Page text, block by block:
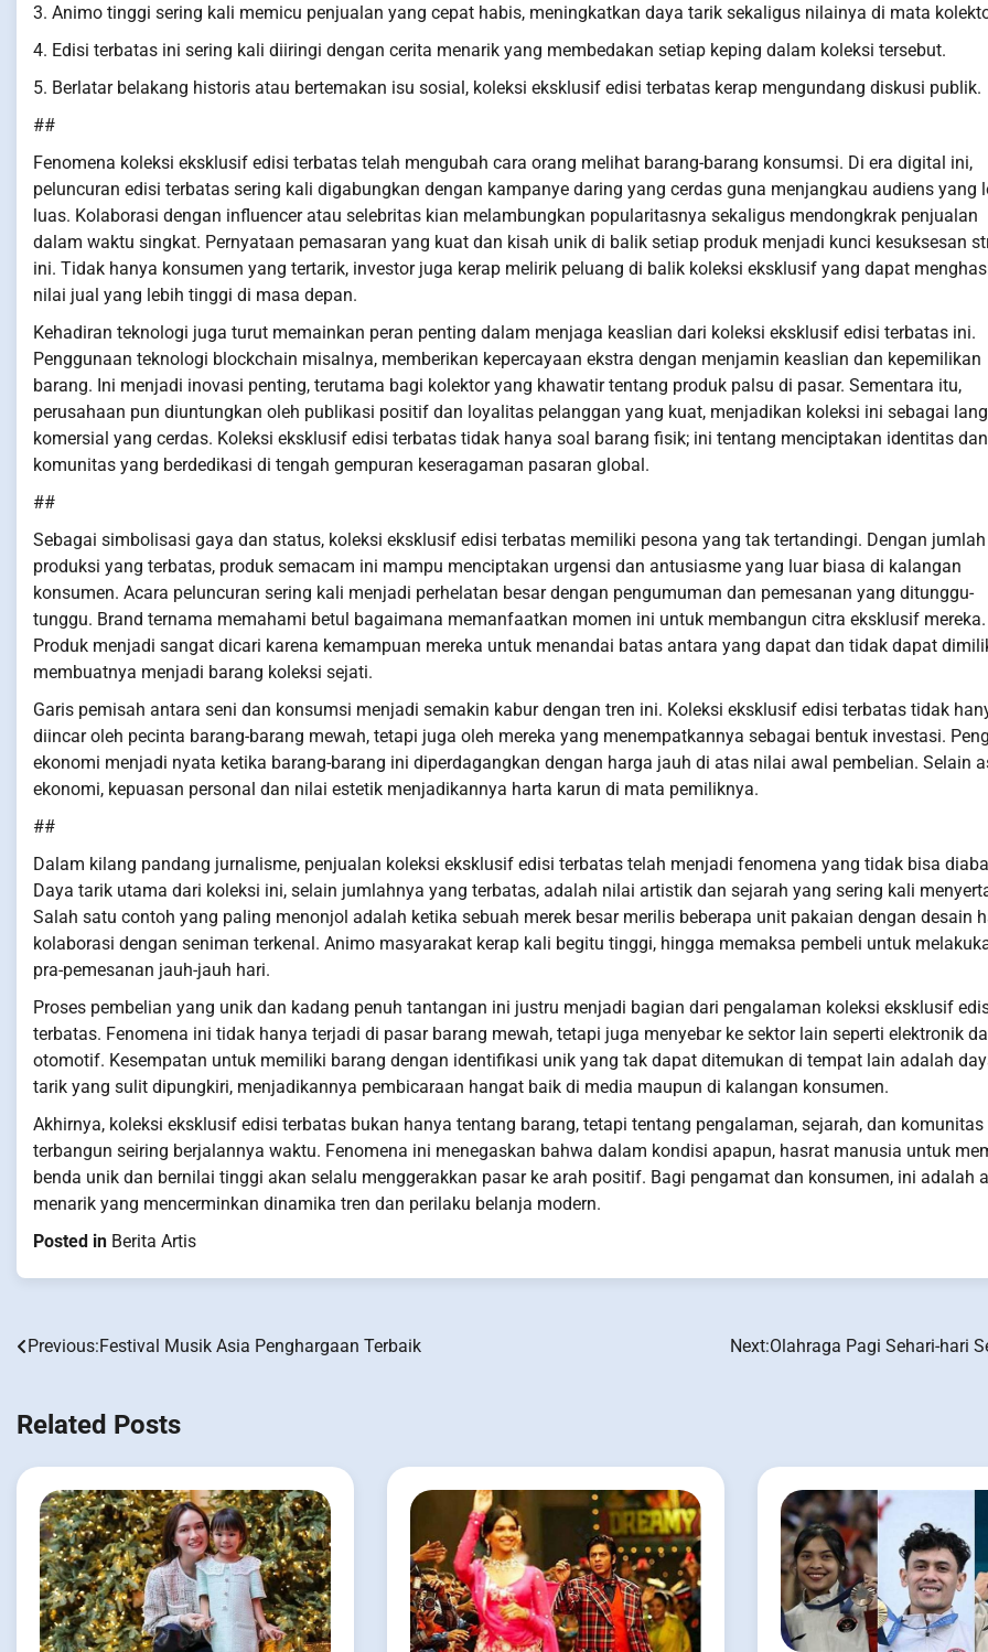
3. Animo tinggi sering kali memicu penjualan yang cepat habis, meningkatkan daya tarik sekaligus nilainya di mata
4. Edisi terbatas ini sering kali diiringi dengan cerita menarik yang membedakan setiap keping dalam koleksi tersebut.
5. Berlatar belakang historis atau bertemakan isu sosial, koleksi eksklusif edisi terbatas kerap mengundang diskusi publik.
##
Fenomena koleksi eksklusif edisi terbatas telah mengubah cara orang melihat barang-barang konsumsi. Di era digital ini,
peluncuran edisi terbatas sering kali digabungkan dengan kampanye daring yang cerdas guna menjangkau audiens yang
luas. Kolaborasi dengan influencer atau selebritas kian melambungkan popularitasnya sekaligus mendongkrak penjualan
dalam waktu singkat. Pernyataan pemasaran yang kuat dan kisah unik di balik setiap produk menjadi kunci kesuksesan
ini. Tidak hanya konsumen yang tertarik, investor juga kerap melirik peluang di balik koleksi eksklusif yang dapat
nilai jual yang lebih tinggi di masa depan.
Kehadiran teknologi juga turut memainkan peran penting dalam menjaga keaslian dari koleksi eksklusif edisi terbatas ini.
Penggunaan teknologi blockchain misalnya, memberikan kepercayaan ekstra dengan menjamin keaslian dan kepemilikan
barang. Ini menjadi inovasi penting, terutama bagi kolektor yang khawatir tentang produk palsu di pasar. Sementara itu,
perusahaan pun diuntungkan oleh publikasi positif dan loyalitas pelanggan yang kuat, menjadikan koleksi ini sebagai
komersial yang cerdas. Koleksi eksklusif edisi terbatas tidak hanya soal barang fisik; ini tentang menciptakan identitas dan
komunitas yang berdedikasi di tengah gempuran keseragaman pasaran global.
##
Sebagai simbolisasi gaya dan status, koleksi eksklusif edisi terbatas memiliki pesona yang tak tertandingi. Dengan jumlah
produksi yang terbatas, produk semacam ini mampu menciptakan urgensi dan antusiasme yang luar biasa di kalangan
konsumen. Acara peluncuran sering kali menjadi perhelatan besar dengan pengumuman dan pemesanan yang ditunggu-
tunggu. Brand ternama memahami betul bagaimana memanfaatkan momen ini untuk membangun citra eksklusif mereka.
Produk menjadi sangat dicari karena kemampuan mereka untuk menandai batas antara yang dapat dan tidak dapat
membuatnya menjadi barang koleksi sejati.
Garis pemisah antara seni dan konsumsi menjadi semakin kabur dengan tren ini. Koleksi eksklusif edisi terbatas tidak
diincar oleh pecinta barang-barang mewah, tetapi juga oleh mereka yang menempatkannya sebagai bentuk investasi.
ekonomi menjadi nyata ketika barang-barang ini diperdagangkan dengan harga jauh di atas nilai awal pembelian. Selain
ekonomi, kepuasan personal dan nilai estetik menjadikannya harta karun di mata pemiliknya.
##
Dalam kilang pandang jurnalisme, penjualan koleksi eksklusif edisi terbatas telah menjadi fenomena yang tidak bisa
Daya tarik utama dari koleksi ini, selain jumlahnya yang terbatas, adalah nilai artistik dan sejarah yang sering kali
Salah satu contoh yang paling menonjol adalah ketika sebuah merek besar merilis beberapa unit pakaian dengan desain
kolaborasi dengan seniman terkenal. Animo masyarakat kerap kali begitu tinggi, hingga memaksa pembeli untuk
pra-pemesanan jauh-jauh hari.
Proses pembelian yang unik dan kadang penuh tantangan ini justru menjadi bagian dari pengalaman koleksi eksklusif
terbatas. Fenomena ini tidak hanya terjadi di pasar barang mewah, tetapi juga menyebar ke sektor lain seperti elektronik
otomotif. Kesempatan untuk memiliki barang dengan identifikasi unik yang tak dapat ditemukan di tempat lain adalah
tarik yang sulit dipungkiri, menjadikannya pembicaraan hangat baik di media maupun di kalangan konsumen.
Akhirnya, koleksi eksklusif edisi terbatas bukan hanya tentang barang, tetapi tentang pengalaman, sejarah, dan komunitas
terbangun seiring berjalannya waktu. Fenomena ini menegaskan bahwa dalam kondisi apapun, hasrat manusia untuk
benda unik dan bernilai tinggi akan selalu menggerakkan pasar ke arah positif. Bagi pengamat dan konsumen, ini adalah
menarik yang mencerminkan dinamika tren dan perilaku belanja modern.
Posted in Berita Artis
Post
Previous:Festival Musik Asia Penghargaan Terbaik Next:Olahraga Pagi Sehari-hari
Related Posts